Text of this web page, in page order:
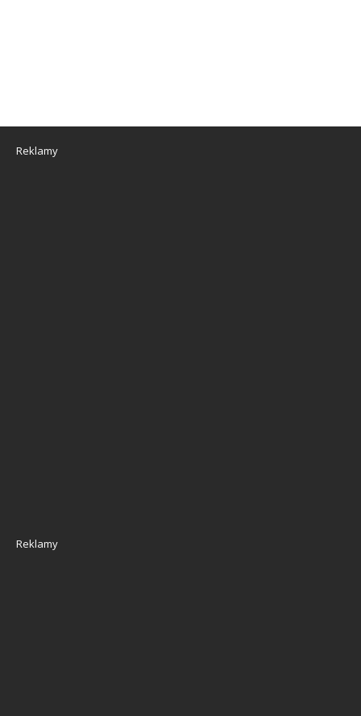
Reklamy
Reklamy